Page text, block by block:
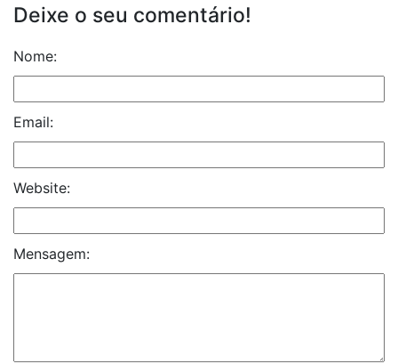
Deixe o seu comentário!
Nome:
Email:
Website:
Mensagem: